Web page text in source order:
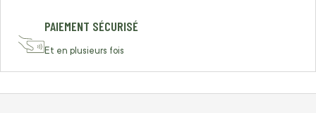
PAIEMENT SÉCURISÉ
Et en plusieurs fois